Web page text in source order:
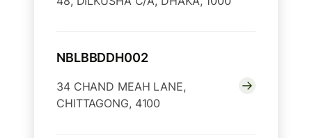
NBLBBDDH002
34 CHAND MEAH LANE,
CHITTAGONG, 4100